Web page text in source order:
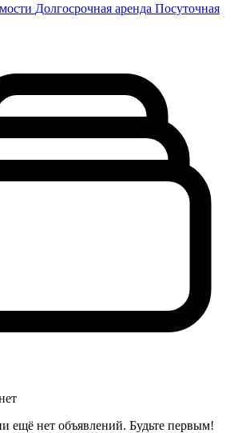
Долгосрочная аренда Посуточная
ещё нет объявлений. Будьте первым!